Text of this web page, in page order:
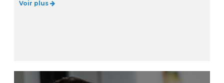
Voir plus